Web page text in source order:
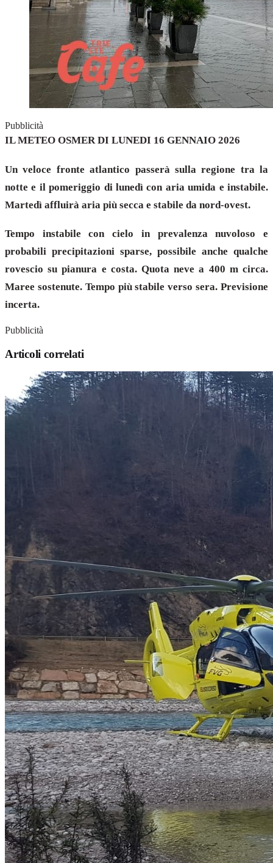
Pubblicità
IL METEO OSMER DI LUNEDI 16 GENNAIO 2026
Un veloce fronte atlantico passerà sulla regione tra la
notte e il pomeriggio di lunedì con aria umida e instabile.
Martedì affluirà aria più secca e stabile da nord-ovest.
Tempo instabile con cielo in prevalenza nuvoloso e
probabili precipitazioni sparse, possibile anche qualche
rovescio su pianura e costa. Quota neve a 400 m circa.
Maree sostenute. Tempo più stabile verso sera. Previsione
incerta.
Pubblicità
Articoli correlati